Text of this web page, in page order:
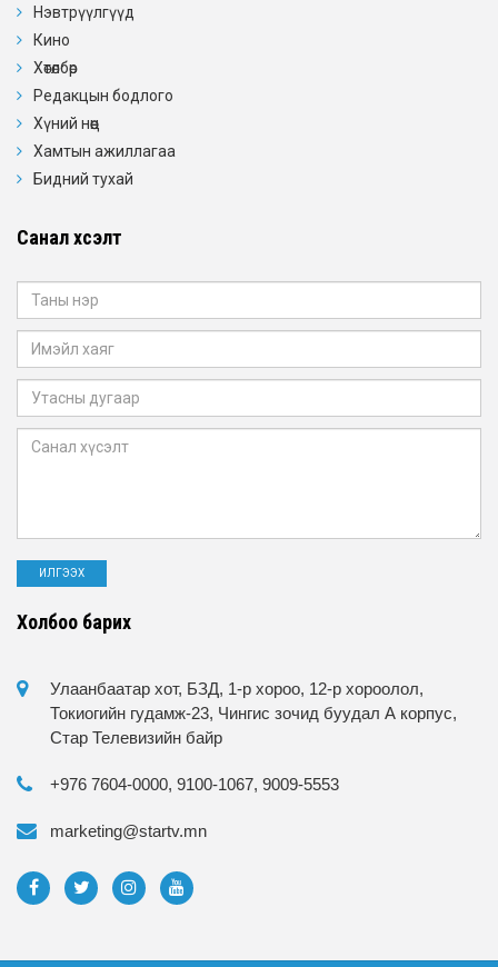
Нэвтрүүлгүүд
Кино
Хөтөлбөр
Редакцын бодлого
Хүний нөөц
Хамтын ажиллагаа
Бидний тухай
Санал хүсэлт
Холбоо барих
Улаанбаатар хот, БЗД, 1-р хороо, 12-р хороолол,
Токиогийн гудамж-23, Чингис зочид буудал А корпус,
Стар Телевизийн байр
+976 7604-0000, 9100-1067, 9009-5553
marketing@startv.mn